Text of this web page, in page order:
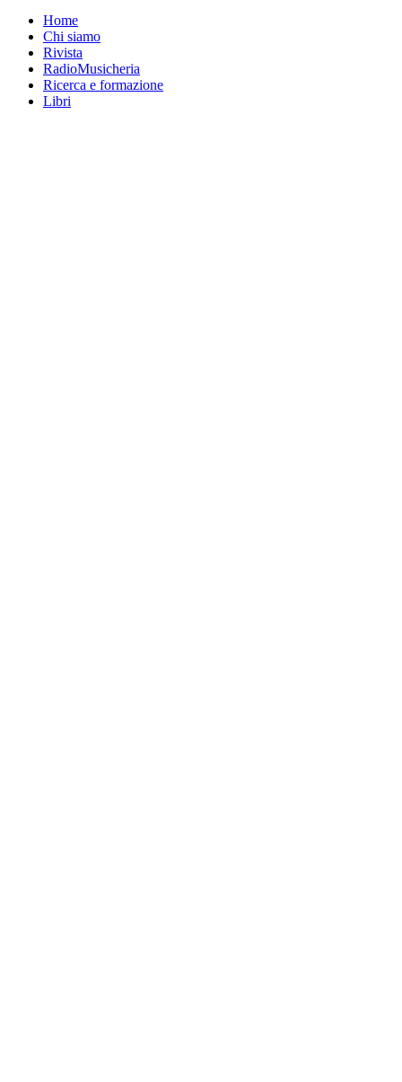
Home
Chi siamo
Rivista
RadioMusicheria
Ricerca e formazione
Libri